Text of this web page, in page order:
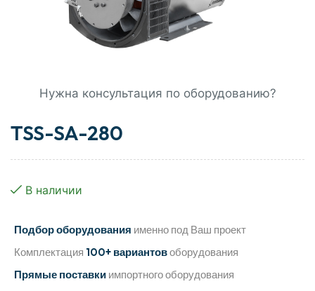
Нужна консультация по оборудованию?
TSS-SA-280
В наличии
Подбор оборудования именно под Ваш проект
Комплектация 100+ вариантовоборудования
Прямые поставки импортного оборудования